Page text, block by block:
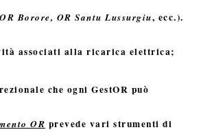
Borore, OR Santu Lussurgiu, ecc.).
associati alla ricarica elettrica;
che ogni GestOR può
OR prevede vari strumenti di